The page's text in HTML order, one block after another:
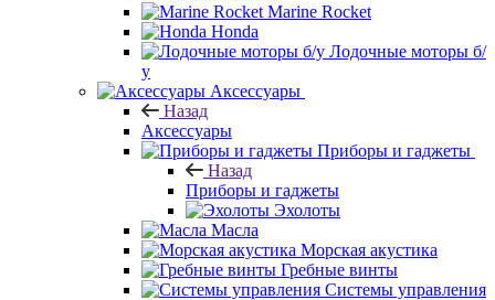
Marine Rocket
Honda
Лодочные моторы б/
у
Аксессуары
Назад
Аксессуары
Приборы и гаджеты
Назад
Приборы и гаджеты
Эхолоты
Масла
Морская акустика
Гребные винты
Системы управления